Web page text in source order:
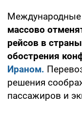
массово
рейсов в
обострения
Ираном.
решения
пассажиров и